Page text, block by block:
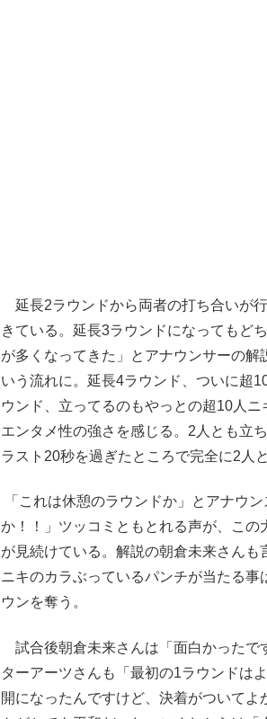
延長2ラウンドから両者の打ち合いが
きている。延長3ラウンドになってもど
が多くなってきた」とアナウンサーの
いう流れに。延長4ラウンド、ついに超
ウンド、立ってるのもやっとの超10人
エンタメ性の強さを感じる。2人とも立
ラスト20秒を過ぎたところで完全に2人
「これは休憩のラウンドか」とアナウ
か！！」ツッコミともとれる声が、この
が見続けている。解説の朝倉未来さん
ニキのカラぶっているパンチが当たる
ウンを奪う。
試合後朝倉未来さんは「面白かったで
ターアーツさんも「最初の1ラウンドは
開になったんですけど、決着がついて